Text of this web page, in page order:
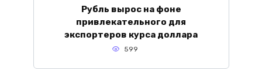
Рубль вырос на фоне
привлекательного для
экспортеров курса доллара
599